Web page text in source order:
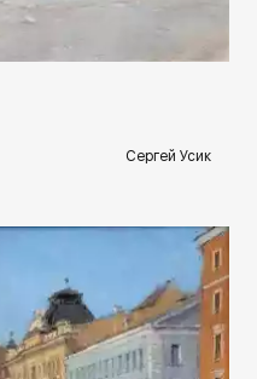
Сергей Усик